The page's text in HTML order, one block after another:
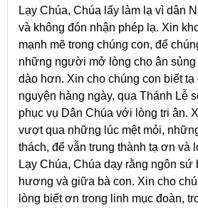
Lạy Chúa, Chúa lấy làm lạ vì dân
và không đón nhận phép lạ. Xin
mạnh mẽ trong chúng con, để
những người mở lòng cho ân sủng
dào hơn. Xin cho chúng con biết
nguyện hàng ngày, qua Thánh Lễ
phục vụ Dân Chúa với lòng tri ân.
vượt qua những lúc mệt mỏi,
thách, để vẫn trung thành tạ ơn và
Lạy Chúa, Chúa dạy rằng ngôn sứ
hương và giữa bà con. Xin cho
lòng biết ơn trong linh mục đoàn,